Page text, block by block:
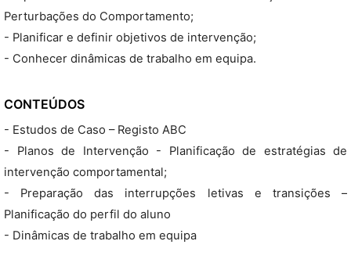
Perturbações do Comportamento;
- Planificar e definir objetivos de intervenção;
- Conhecer dinâmicas de trabalho em equipa.
CONTEÚDOS
- Estudos de Caso – Registo ABC
- Planos de Intervenção - Planificação de estratégias de
intervenção comportamental;
- Preparação das interrupções letivas e transições –
Planificação do perfil do aluno
- Dinâmicas de trabalho em equipa